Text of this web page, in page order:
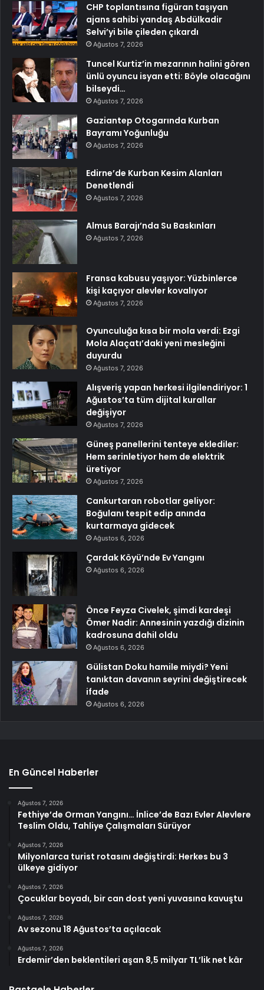
CHP toplantısına figüran taşıyan
ajans sahibi yandaş Abdülkadir
Selvi’yi bile çileden çıkardı
Ağustos 7, 2026
Tuncel Kurtiz’in mezarının halini gören
ünlü oyuncu isyan etti: Böyle olacağını
bilseydi…
Ağustos 7, 2026
Gaziantep Otogarında Kurban
Bayramı Yoğunluğu
Ağustos 7, 2026
Edirne’de Kurban Kesim Alanları
Denetlendi
Ağustos 7, 2026
Almus Barajı’nda Su Baskınları
Ağustos 7, 2026
Fransa kabusu yaşıyor: Yüzbinlerce
kişi kaçıyor alevler kovalıyor
Ağustos 7, 2026
Oyunculuğa kısa bir mola verdi: Ezgi
Mola Alaçatı’daki yeni mesleğini
duyurdu
Ağustos 7, 2026
Alışveriş yapan herkesi ilgilendiriyor: 1
Ağustos’ta tüm dijital kurallar
değişiyor
Ağustos 7, 2026
Güneş panellerini tenteye eklediler:
Hem serinletiyor hem de elektrik
üretiyor
Ağustos 7, 2026
Cankurtaran robotlar geliyor:
Boğulanı tespit edip anında
kurtarmaya gidecek
Ağustos 6, 2026
Çardak Köyü’nde Ev Yangını
Ağustos 6, 2026
Önce Feyza Civelek, şimdi kardeşi
Ömer Nadir: Annesinin yazdığı dizinin
kadrosuna dahil oldu
Ağustos 6, 2026
Gülistan Doku hamile miydi? Yeni
tanıktan davanın seyrini değiştirecek
ifade
Ağustos 6, 2026
En Güncel Haberler
Ağustos 7, 2026
Fethiye’de Orman Yangını… İnlice’de Bazı Evler Alevlere
Teslim Oldu, Tahliye Çalışmaları Sürüyor
Ağustos 7, 2026
Milyonlarca turist rotasını değiştirdi: Herkes bu 3
ülkeye gidiyor
Ağustos 7, 2026
Çocuklar boyadı, bir can dost yeni yuvasına kavuştu
Ağustos 7, 2026
Av sezonu 18 Ağustos’ta açılacak
Ağustos 7, 2026
Erdemir’den beklentileri aşan 8,5 milyar TL’lik net kâr